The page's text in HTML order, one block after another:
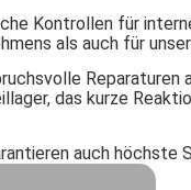
Kontrollen für
als auch für
Reparaturen
das kurze
auch höchste